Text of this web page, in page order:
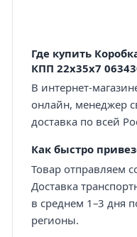
Где купить
КПП 22х35х7
В интернет-
онлайн, менеджер
доставка по всей
Как быстро
Товар отправляем
Доставка
в среднем 1–3 дня
регионы.